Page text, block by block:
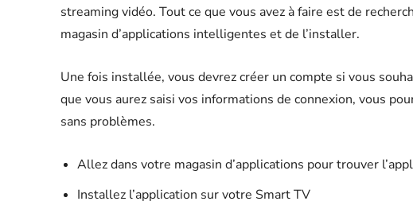
streaming vidéo. Tout ce que vous avez à faire est de
magasin d’applications intelligentes et de l’installer.
Une fois installée, vous devrez créer un compte si vous
que vous aurez saisi vos informations de connexion, vous
sans problèmes.
Allez dans votre magasin d’applications pour trouver
Installez l’application sur votre Smart TV